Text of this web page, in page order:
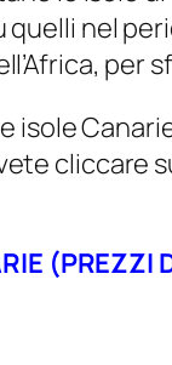
nel
per
isole
cliccare
(PREZZI